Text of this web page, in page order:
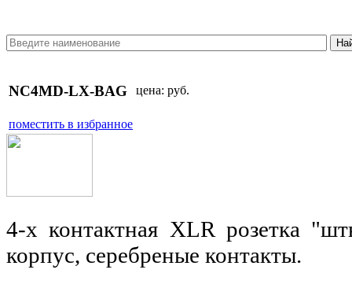
NC4MD-LX-BAG цена: руб.
поместить в избранное
4-х контактная XLR розетка
корпус, серебреные контакты.